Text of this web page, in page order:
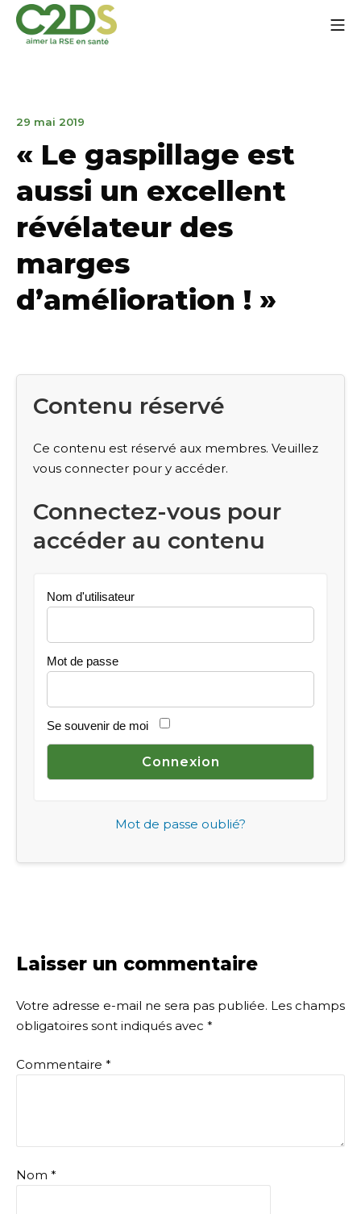
Aller
contenu
29 mai 2019
2021
« Le gaspillage est
aussi un excellent
révélateur des
marges
d’amélioration ! »
Contenu réservé
Ce contenu est réservé aux membres. Veuillez
vous connecter pour y accéder.
Connectez-vous pour
accéder au contenu
Nom d'utilisateur
Mot de passe
Se souvenir de moi
Mot de passe oublié?
Laisser un commentaire
Votre adresse e-mail ne sera pas publiée. Les champs
obligatoires sont indiqués avec *
Commentaire *
Nom *